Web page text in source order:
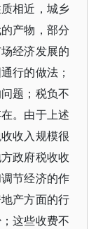
相近，城乡
产物，部分
经济发展的
行的做法；
题；税负不
。由于上述
收入规模很
政府税收收
节经济的作
产方面的行
这些收费不